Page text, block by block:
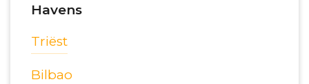
Havens
Triëst
Bilbao